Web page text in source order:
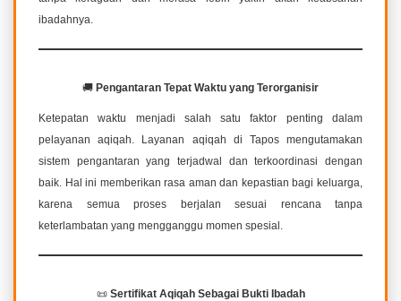
ibadahnya.
🚚 Pengantaran Tepat Waktu yang Terorganisir
Ketepatan waktu menjadi salah satu faktor penting dalam
pelayanan aqiqah. Layanan aqiqah di Tapos mengutamakan
sistem pengantaran yang terjadwal dan terkoordinasi dengan
baik. Hal ini memberikan rasa aman dan kepastian bagi keluarga,
karena semua proses berjalan sesuai rencana tanpa
keterlambatan yang mengganggu momen spesial.
📜 Sertifikat Aqiqah Sebagai Bukti Ibadah